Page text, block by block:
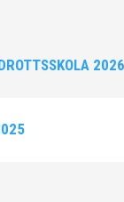
2026
gjorts till årets
UNM
i sin första
par hundra poäng